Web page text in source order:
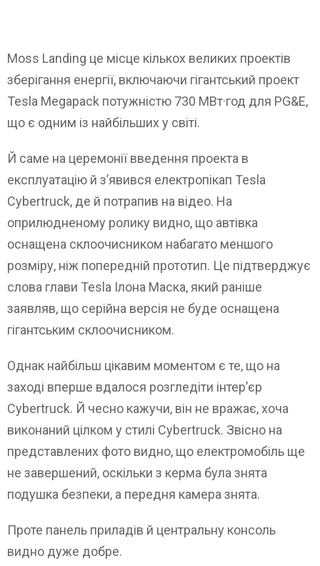
Moss Landing це місце кількох великих проектів
зберігання енергії, включаючи гігантський проект
Tesla Megapack потужністю 730 МВт·год для PG&E,
що є одним із найбільших у світі.
Й саме на церемонії введення проекта в
експлуатацію й з’явився електропікап Tesla
Cybertruck, де й потрапив на відео. На
оприлюдненому ролику видно, що автівка
оснащена склоочисником набагато меншого
розміру, ніж попередній прототип. Це підтверджує
слова глави Tesla Ілона Маска, який раніше
заявляв, що серійна версія не буде оснащена
гігантським склоочисником.
Однак найбільш цікавим моментом є те, що на
заході вперше вдалося розгледіти інтер’єр
Cybertruck. Й чесно кажучи, він не вражає, хоча
виконаний цілком у стилі Cybertruck. Звісно на
представлених фото видно, що електромобіль ще
не завершений, оскільки з керма була знята
подушка безпеки, а передня камера знята.
Проте панель приладів й центральну консоль
видно дуже добре.